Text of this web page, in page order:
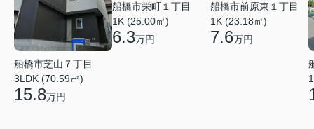
船橋市芝山７丁目
3LDK (70.59㎡)
15.8万円
船橋市栄町１丁目
1K (25.00㎡)
6.3万円
船橋市前原東１丁目
1K (23.18㎡)
7.6万円